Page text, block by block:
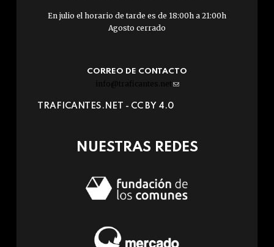
En julio el horario de tarde es de 18:00h a 21:00h
Agosto cerrado
CORREO DE CONTACTO
info@traficantes.net (link
e-
TRAFICANTES.NET - CC BY 4.0
NUESTRAS REDES